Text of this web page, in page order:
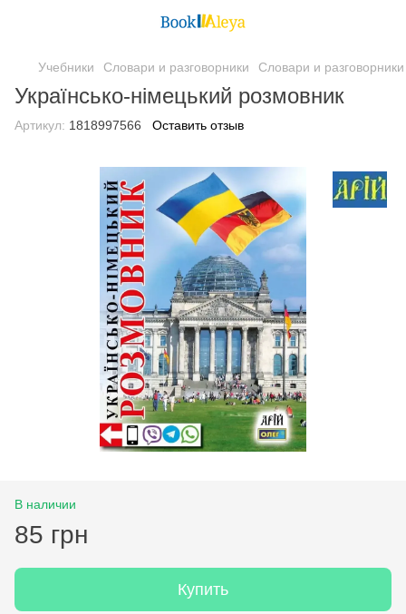
Учебники Словари и разговорники Словари и
Українсько-німецький розмовник
Артикул: 1818997566 Оставить отзыв
В наличии
85 грн
Купить